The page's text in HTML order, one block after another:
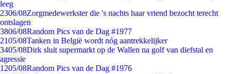
leeg
2306/08Zorgmedewerkster die 's nachts haar vriend bezocht terecht
ontslagen
3806/08Random Pics van de Dag #1977
2105/08Tanken in België wordt nóg aantrekkelijker
3405/08Dirk sluit supermarkt op de Wallen na golf van diefstal en
agressie
1205/08Random Pics van de Dag #1976